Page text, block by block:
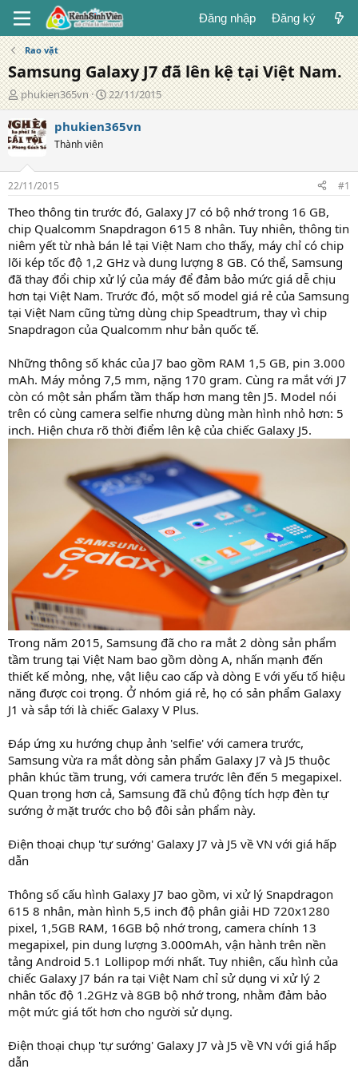
Đăng nhập Đăng ký
Rao vặt
Samsung Galaxy J7 đã lên kệ tại Việt Nam.
T
á
c
g
i
ả
phukien365vn
N
g
à
g
22/11/2015
phukien365vn
Thành viên
22/11/2015 #1
Theo thông tin trước đó, Galaxy J7 có bộ nhớ trong 16 GB,
chip Qualcomm Snapdragon 615 8 nhân. Tuy nhiên, thông tin
niêm yết từ nhà bán lẻ tại Việt Nam cho thấy, máy chỉ có chip
lõi kép tốc độ 1,2 GHz và dung lượng 8 GB. Có thể, Samsung
đã thay đổi chip xử lý của máy để đảm bảo mức giá dễ chịu
hơn tại Việt Nam. Trước đó, một số model giá rẻ của Samsung
tại Việt Nam cũng từng dùng chip Speadtrum, thay vì chip
Snapdragon của Qualcomm như bản quốc tế.
Những thông số khác của J7 bao gồm RAM 1,5 GB, pin 3.000
mAh. Máy mỏng 7,5 mm, nặng 170 gram. Cùng ra mắt với J7
còn có một sản phẩm tầm thấp hơn mang tên J5. Model nói
trên có cùng camera selfie nhưng dùng màn hình nhỏ hơn: 5
inch. Hiện chưa rõ thời điểm lên kệ của chiếc Galaxy J5.
Trong năm 2015, Samsung đã cho ra mắt 2 dòng sản phẩm
tầm trung tại Việt Nam bao gồm dòng A, nhấn mạnh đến
thiết kế mỏng, nhẹ, vật liệu cao cấp và dòng E với yếu tố hiệu
năng được coi trọng. Ở nhóm giá rẻ, họ có sản phẩm Galaxy
J1 và sắp tới là chiếc Galaxy V Plus.
Đáp ứng xu hướng chụp ảnh 'selfie' với camera trước,
Samsung vừa ra mắt dòng sản phẩm Galaxy J7 và J5 thuộc
phân khúc tầm trung, với camera trước lên đến 5 megapixel.
Quan trọng hơn cả, Samsung đã chủ động tích hợp đèn tự
sướng ở mặt trước cho bộ đôi sản phẩm này.
Điện thoại chụp 'tự sướng' Galaxy J7 và J5 về VN với giá hấp
dẫn
Thông số cấu hình Galaxy J7 bao gồm, vi xử lý Snapdragon
615 8 nhân, màn hình 5,5 inch độ phân giải HD 720x1280
pixel, 1,5GB RAM, 16GB bộ nhớ trong, camera chính 13
megapixel, pin dung lượng 3.000mAh, vận hành trên nền
tảng Android 5.1 Lollipop mới nhất. Tuy nhiên, cấu hình của
chiếc Galaxy J7 bán ra tại Việt Nam chỉ sử dụng vi xử lý 2
nhân tốc độ 1.2GHz và 8GB bộ nhớ trong, nhằm đảm bảo
một mức giá tốt hơn cho người sử dụng.
Điện thoại chụp 'tự sướng' Galaxy J7 và J5 về VN với giá hấp
dẫn